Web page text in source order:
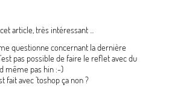
article, très intéressant ...
questionne concernant la dernière
pas possible de faire le reflet avec du
même pas hin :-)
fait avec ’toshop ça non?